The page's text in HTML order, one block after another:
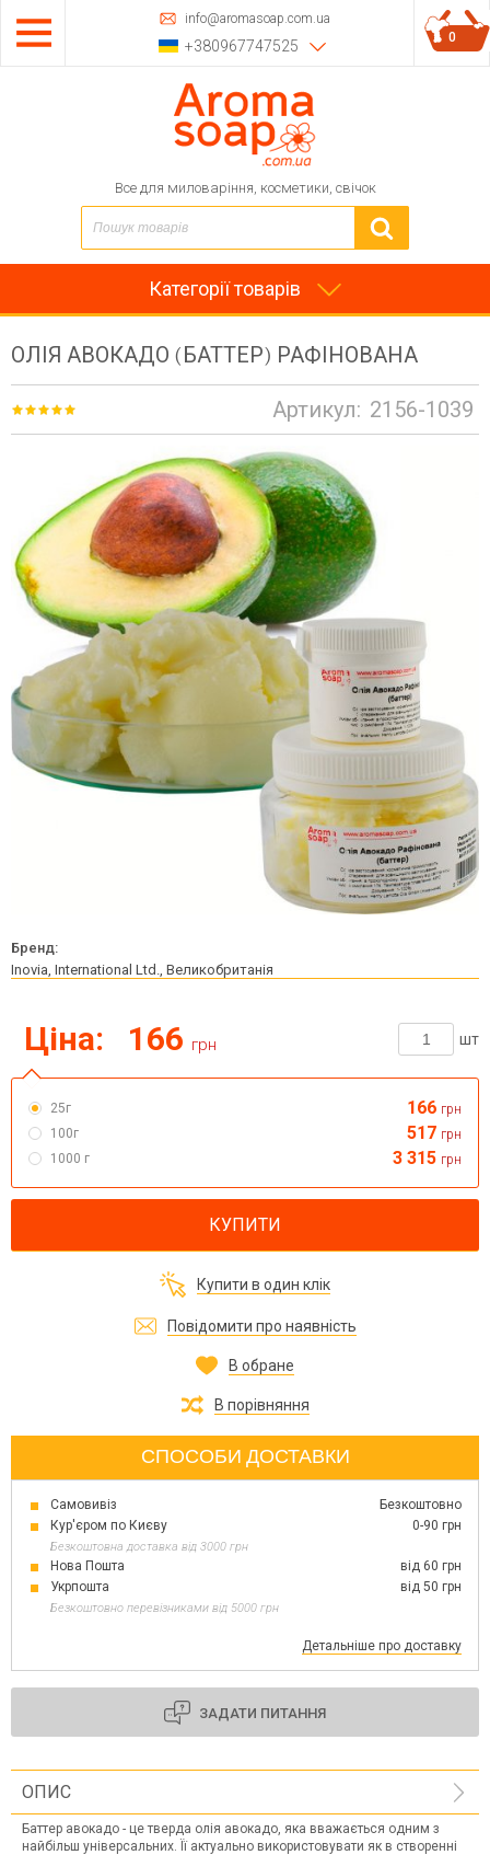
info@aromasoap.com.ua
+380967747525
Все для миловаріння, косметики, свічок
0
Категорії товарів
ОЛІЯ АВОКАДО (БАТТЕР) РАФІНОВАНА
Артикул: 2156-1039
Бренд:
Inovia, International Ltd., Великобританія
Ціна: 166 грн шт
25г 166 грн
100г
517 грн
1000 г
3 315 грн
КУПИТИ
Купити в один клік
Повідомити про наявність
В обране
В порівняння
СПОСОБИ ДОСТАВКИ
Самовивіз
Безкоштовно
Кур'єром по Києву
0-90 грн
Безкоштовна доставка від 3000 грн
Нова Пошта
від 60 грн
Укрпошта
від 50 грн
Безкоштовно перевізниками від 5000 грн
Детальніше про доставку
ЗАДАТИ ПИТАННЯ
ОПИС
Баттер авокадо - це тверда олія авокадо, яка вважається одним з
найбільш універсальних. Її актуально використовувати як в створенні